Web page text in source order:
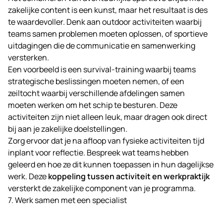
zakelijke content is een kunst, maar het resultaat is des
te waardevoller. Denk aan outdoor activiteiten waarbij
teams samen problemen moeten oplossen, of sportieve
uitdagingen die de communicatie en samenwerking
versterken.
Een voorbeeld is een survival-training waarbij teams
strategische beslissingen moeten nemen, of een
zeiltocht waarbij verschillende afdelingen samen
moeten werken om het schip te besturen. Deze
activiteiten zijn niet alleen leuk, maar dragen ook direct
bij aan je zakelijke doelstellingen.
Zorg ervoor dat je na afloop van fysieke activiteiten tijd
inplant voor reflectie. Bespreek wat teams hebben
geleerd en hoe ze dit kunnen toepassen in hun dagelijkse
werk. Dezekoppeling tussen activiteit en werkpraktijk
versterkt de zakelijke component van je programma.
7. Werk samen met een specialist